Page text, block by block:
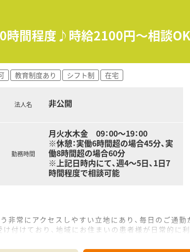
暇の取得率は100％！
きますね♪
かれることほとんどで、
時間程度♪時給2100円～相談
教育制度あり シフト制 在宅
法人名 非公開
勤務時間
月火水木金 09：00～19：00
※休憩：実働6時間超の場合45分、実
働8時間超の場合60分
※上記日時内にて、週4～5日、1日7
時間程度で相談可能
常にアクセスしやすい立地にあり、毎日のご通勤
付けており、地域にお住まいの患者様が日常的に